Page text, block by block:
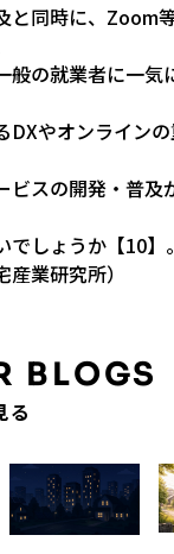
と同時に、Zoom
般の就業者に一気
DXやオンライン
ビスの開発・普及
しょうか【10】。
産業研究所）
BLOGS
る